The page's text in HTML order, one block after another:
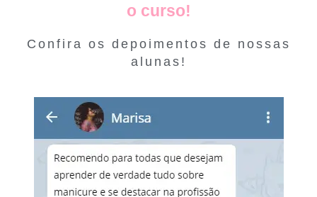
o curso!
Confira os depoimentos de nossas
alunas!